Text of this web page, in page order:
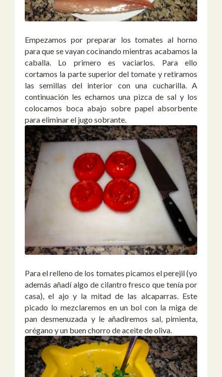
Empezamos por preparar los tomates al horno
para que se vayan cocinando mientras acabamos la
caballa. Lo primero es vaciarlos. Para ello
cortamos la parte superior del tomate y retiramos
las semillas del interior con una cucharilla. A
continuación les echamos una pizca de sal y los
colocamos boca abajo sobre papel absorbente
para eliminar el jugo sobrante.
Para el relleno de los tomates picamos el perejil (yo
además añadí algo de cilantro fresco que tenía por
casa), el ajo y la mitad de las alcaparras. Este
picado lo mezclaremos en un bol con la miga de
pan desmenuzada y le añadiremos sal, pimienta,
orégano y un buen chorro de aceite de oliva.